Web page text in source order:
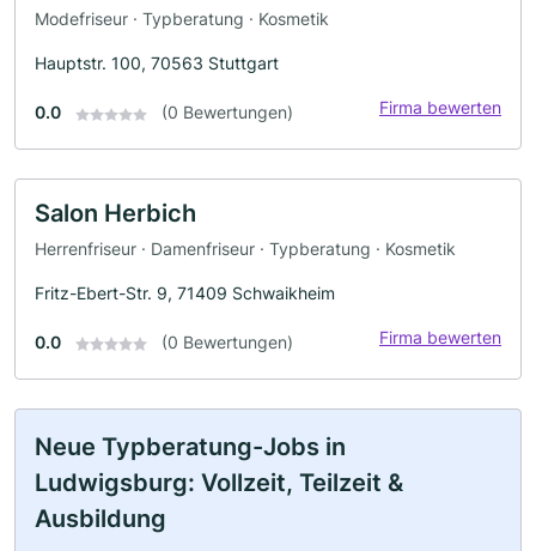
Modefriseur · Typberatung · Kosmetik
Hauptstr. 100, 70563 Stuttgart
0.0 (0 Bewertungen) Firma bewerten
Salon Herbich
Herrenfriseur · Damenfriseur · Typberatung · Kosmetik
Fritz-Ebert-Str. 9, 71409 Schwaikheim
0.0 (0 Bewertungen) Firma bewerten
Neue Typberatung-Jobs in
Ludwigsburg: Vollzeit, Teilzeit &
Ausbildung